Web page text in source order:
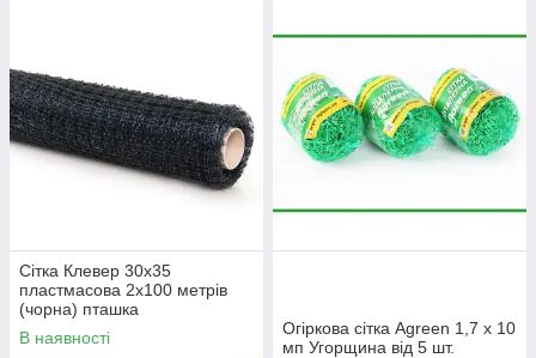
Сітка Клевер 30х35
пластмасова 2х100 метрів
(чорна) пташка
В наявності
Огіркова сітка Agreen 1,7 х 10
мп Угорщина від 5 шт.